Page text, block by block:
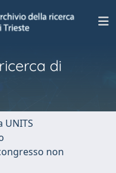
di
UNITS
non